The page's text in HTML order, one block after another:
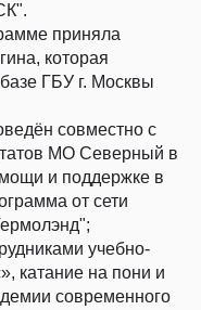
приняла
которая
ГБУ г. Москвы
совместно с
МО Северный в
и поддержке в
от сети
учебно-
катание на пони и
современного